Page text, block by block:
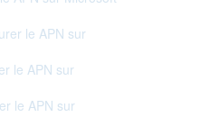
le APN sur
le APN sur
le APN sur